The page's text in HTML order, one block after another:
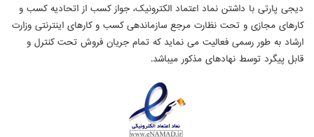
دیجی پارتی با داشتن نماد اعتماد الکترونیک، جواز کسب از اتحادیه کسب و
کارهای مجازی و تحت نظارت مرجع سازماندهی کسب و کارهای اینترنتی وزارت
ارشاد به طور رسمی فعالیت می نماید که تمام جریان فروش تحت کنترل و
قابل پیگرد توسط نهادهای مذکور میباشد.